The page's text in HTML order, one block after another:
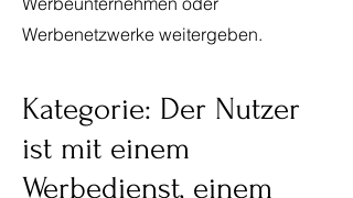
Werbenetzwerke weitergeben.
Kategorie: Der Nutzer
ist mit einem
Werbedienst, einem